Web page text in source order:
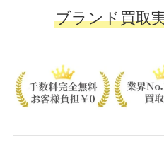
ブランド買取